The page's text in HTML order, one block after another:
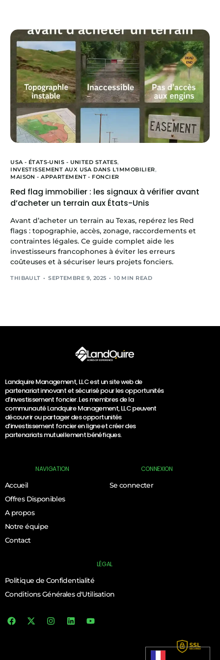
USA - ÉTATS-UNIS - UNITED STATES,
INVESTISSEMENT AUX USA DANS L'IMMOBILIER,
MAISON - APPARTEMENT - FONCIER
Red flag immobilier : les signaux à vérifier avant
d’acheter un terrain aux États-Unis
Avant d’acheter un terrain au Texas, repérez les Red
flags : topographie, accès, zonage, raccordements et
contraintes légales. Ce guide complet aide les
investisseurs francophones à éviter les erreurs
coûteuses et à sécuriser leurs projets fonciers.
THIBAULT SEPTEMBRE 9, 2025 10 MIN READ
Landquire Management, LLC est un site web de
partenariat innovant et sécurisé pour les opportunités
d’investissement foncier. Les membres de la
communauté Landquire Management, LLC peuvent
découvrir ou partager des opportunités
d’investissement foncier en ligne et créer des
partenariats mutuellement bénéfiques.
NAVIGATION
Accueil
Offres Disponibles
A propos
Notre équipe
Contact
CONNEXION
Se connecter
LÉGAL
Politique de Confidentialité
Conditions Générales d'Utilisation